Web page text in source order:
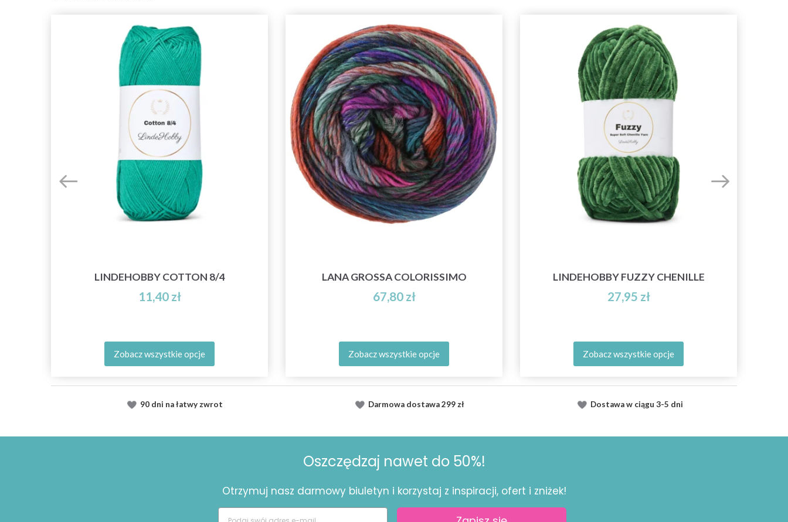
LINDEHOBBY COTTON 8/4
11,40 zł
Zobacz wszystkie opcje
LANA GROSSA COLORISSIMO
67,80 zł
Zobacz wszystkie opcje
LINDEHOBBY FUZZY CHENILLE
27,95 zł
Zobacz wszystkie opcje
90 dni na łatwy zwrot Darmowa dostawa299 zł Dostawaw ciągu 3-5 dni
Oszczędzaj nawet do 50%!
Otrzymuj nasz darmowy biuletyn i korzystaj z inspiracji, ofert i zniżek!